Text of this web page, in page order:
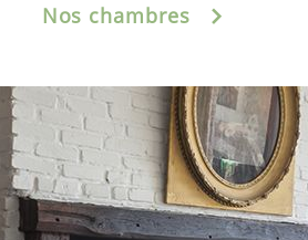
Nos chambres